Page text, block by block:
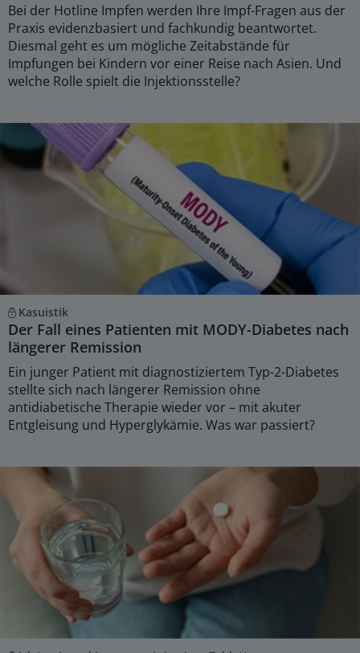
Bei der Hotline Impfen werden Ihre Impf-Fragen aus der
Praxis evidenzbasiert und fachkundig beantwortet.
Diesmal geht es um mögliche Zeitabstände für
Impfungen bei Kindern vor einer Reise nach Asien. Und
welche Rolle spielt die Injektionsstelle?
Kasuistik
Der Fall eines Patienten mit MODY-Diabetes nach
längerer Remission
Ein junger Patient mit diagnostiziertem Typ-2-Diabetes
stellte sich nach längerer Remission ohne
antidiabetische Therapie wieder vor – mit akuter
Entgleisung und Hyperglykämie. Was war passiert?